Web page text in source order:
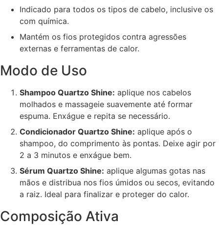
Indicado para todos os tipos de cabelo, inclusive os
com química.
Mantém os fios protegidos contra agressões
externas e ferramentas de calor.
Modo de Uso
Shampoo Quartzo Shine: aplique nos cabelos
molhados e massageie suavemente até formar
espuma. Enxágue e repita se necessário.
Condicionador Quartzo Shine: aplique após o
shampoo, do comprimento às pontas. Deixe agir por
2 a 3 minutos e enxágue bem.
Sérum Quartzo Shine: aplique algumas gotas nas
mãos e distribua nos fios úmidos ou secos, evitando
a raiz. Ideal para finalizar e proteger do calor.
Composição Ativa